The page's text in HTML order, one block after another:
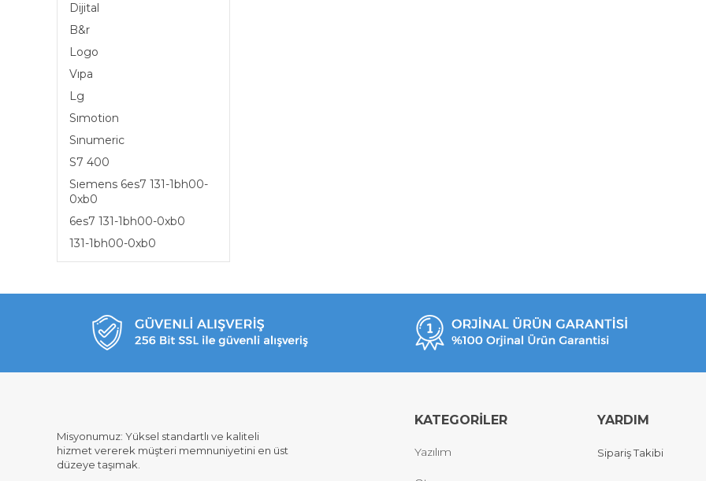
Dijital
B&r
Logo
Vıpa
Lg
Sımotion
Sınumeric
S7 400
Sıemens 6es7 131-1bh00-
0xb0
6es7 131-1bh00-0xb0
131-1bh00-0xb0
Misyonumuz: Yüksel standartlı ve kaliteli
hizmet vererek müşteri memnuniyetini en üst
düzeye taşımak.
KATEGORİLER
Yazılım
YARDIM
Sipariş Takibi